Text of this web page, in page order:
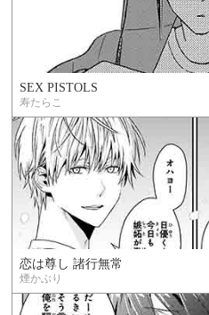
SEX PISTOLS
寿たらこ
恋は尊し 諸行無常
煙かぶり